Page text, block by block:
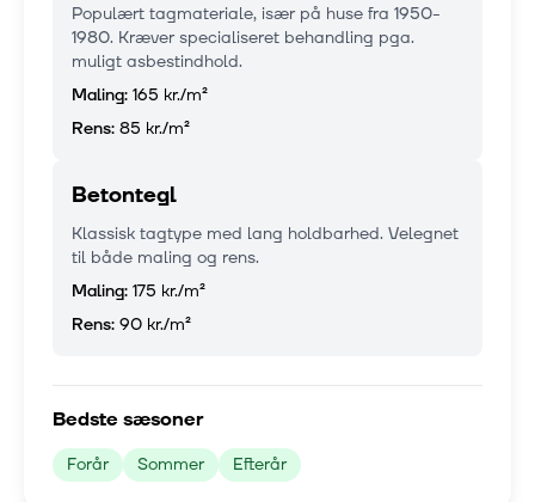
Populært tagmateriale, især på huse fra 1950-
1980. Kræver specialiseret behandling pga.
muligt asbestindhold.
Maling: 165 kr./m²
Rens: 85 kr./m²
Betontegl
Klassisk tagtype med lang holdbarhed. Velegnet
til både maling og rens.
Maling: 175 kr./m²
Rens: 90 kr./m²
Bedste sæsoner
Forår Sommer Efterår